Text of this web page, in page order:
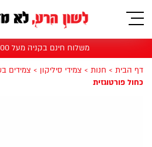
תפריט
משלוח חינם בקניה מעל 100 ש"ח
דף הבית > חנות > צמידי סיליקון > צמידים
כחול פורטוגזית